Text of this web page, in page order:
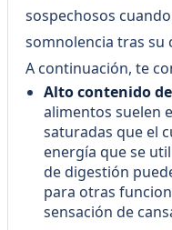
sospechosos
somnolencia tras su
A continuación, te
Alto contenido
alimentos suelen
saturadas que el
energía que se
de digestión
para otras
sensación de